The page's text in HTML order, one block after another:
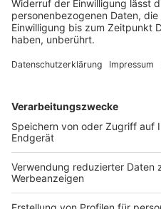
70 Euro
Nebeneinander
Anzeige
Ausstattung von
Anzeige
Wer sich nicht mehr auf E-
Lime oder Jump verlassen